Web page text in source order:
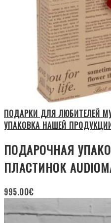
ПОДАРКИ ДЛЯ ЛЮБИТЕЛЕЙ
УПАКОВКА НАШЕЙ
ПОДАРОЧНАЯ
ПЛАСТИНОК
995.00€